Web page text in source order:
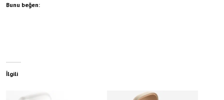
Bunu beğen:
İlgili